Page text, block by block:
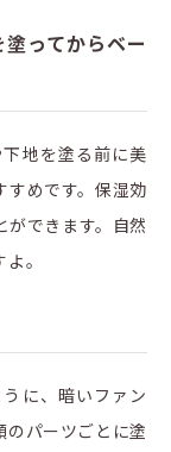
ってからベー
地を塗る前に美
すめです。保湿効
ができます。自然
。
に、暗いファン
のパーツごとに塗